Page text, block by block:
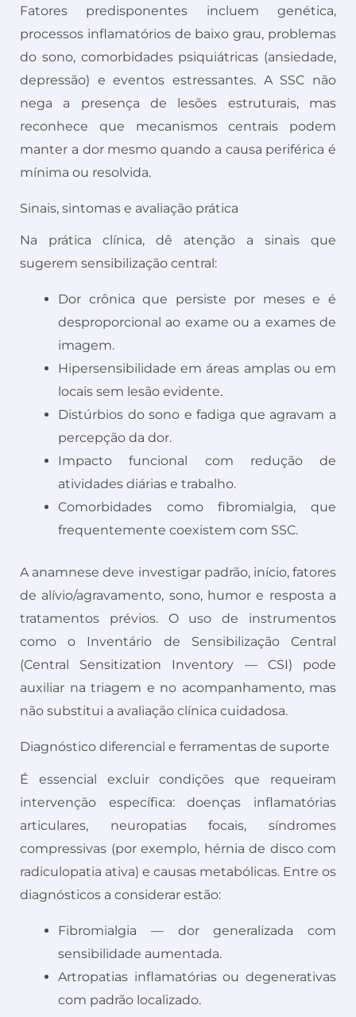
Fatores predisponentes incluem genética,
processos inflamatórios de baixo grau, problemas
do sono, comorbidades psiquiátricas (ansiedade,
depressão) e eventos estressantes. A SSC não
nega a presença de lesões estruturais, mas
reconhece que mecanismos centrais podem
manter a dor mesmo quando a causa periférica é
mínima ou resolvida.
Sinais, sintomas e avaliação prática
Na prática clínica, dê atenção a sinais que
sugerem sensibilização central:
Dor crônica que persiste por meses e é
desproporcional ao exame ou a exames de
imagem.
Hipersensibilidade em áreas amplas ou em
locais sem lesão evidente.
Distúrbios do sono e fadiga que agravam a
percepção da dor.
Impacto funcional com redução de
atividades diárias e trabalho.
Comorbidades como fibromialgia, que
frequentemente coexistem com SSC.
A anamnese deve investigar padrão, início, fatores
de alívio/agravamento, sono, humor e resposta a
tratamentos prévios. O uso de instrumentos
como o Inventário de Sensibilização Central
(Central Sensitization Inventory — CSI) pode
auxiliar na triagem e no acompanhamento, mas
não substitui a avaliação clínica cuidadosa.
Diagnóstico diferencial e ferramentas de suporte
É essencial excluir condições que requeiram
intervenção específica: doenças inflamatórias
articulares, neuropatias focais, síndromes
compressivas (por exemplo, hérnia de disco com
radiculopatia ativa) e causas metabólicas. Entre os
diagnósticos a considerar estão:
Fibromialgia — dor generalizada com
sensibilidade aumentada.
Artropatias inflamatórias ou degenerativas
com padrão localizado.